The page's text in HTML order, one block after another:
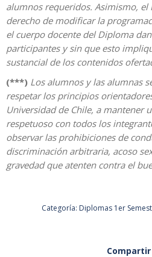
alumnos requeridos. Asimismo, el
derecho de modificar la
el cuerpo docente del Diploma
participantes y sin que esto
sustancial de los contenidos
(***) Los alumnos y las alumnas
respetar los principios
Universidad de Chile, a mantener
respetuoso con todos los
observar las prohibiciones de
discriminación arbitraria, acoso
gravedad que atenten contra el
Categoría: Diplomas 1er